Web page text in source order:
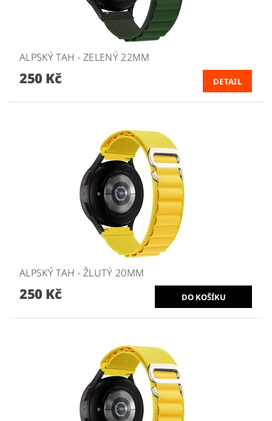
ALPSKÝ TAH - ZELENÝ 22MM
250 Kč DETAIL
ALPSKÝ TAH - ŽLUTÝ 20MM
250 Kč